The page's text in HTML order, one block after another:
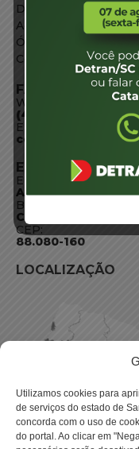
Utilizamos cookies para
de serviços do estado de
concorda com o uso de
do portal. Ao clicar em
Diário Oficial
Acesso à Informação
Órgãos do Governo
Conheça SC
FALE CONOSCO
WhatsApp:
(48) 3664-1800
E-mail:
ENDEREÇO
Endereço:
Av. Almirante
Bairro:
Coqueiros,
CEP:
88.080-160
LOCALIZAÇÃO